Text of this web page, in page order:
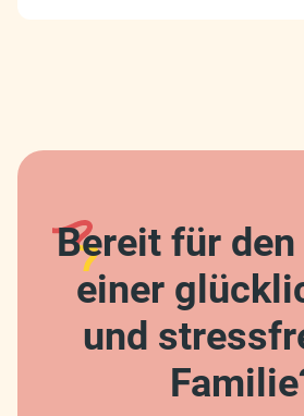
Bereit für den
einer
und